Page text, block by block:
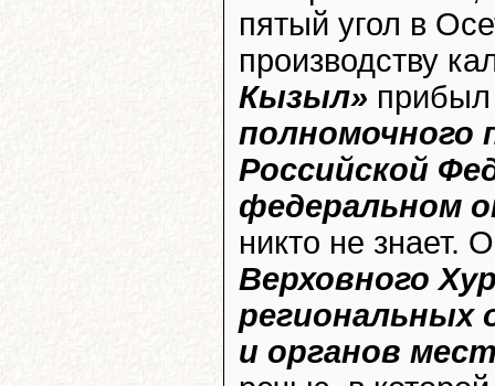
пятый угол в
производству
Кызыл»
полномочного
Российской
федеральном
никто не знает.
Верховного
региональных
и органов